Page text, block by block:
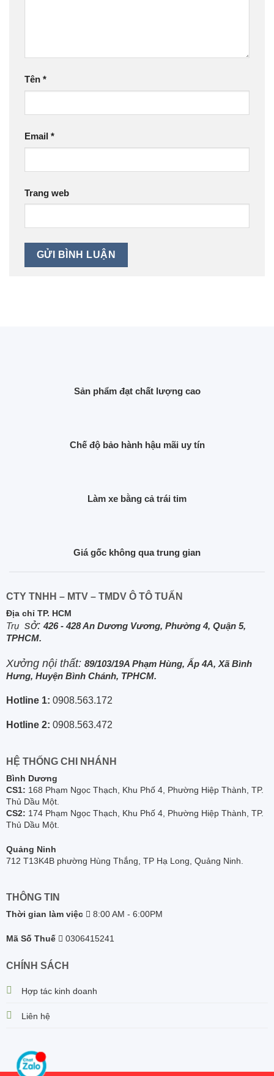
Tên *
Email *
Trang web
Sản phẩm đạt chất lượng cao
Chế độ bảo hành hậu mãi uy tín
Làm xe bằng cả trái tim
Giá gốc không qua trung gian
CTY TNHH – MTV – TMDV Ô TÔ TUẤN
Địa chỉ TP. HCM
Trụ sở: 426 - 428 An Dương Vương, Phường 4, Quận 5,
TPHCM.
Xưởng nội thất: 89/103/19A Phạm Hùng, Ấp 4A, Xã Bình
Hưng, Huyện Bình Chánh, TPHCM.
Hotline 1: 0908.563.172
Hotline 2: 0908.563.472
HỆ THỐNG CHI NHÁNH
Bình Dương
CS1: 168 Phạm Ngọc Thạch, Khu Phố 4, Phường Hiệp Thành, TP.
Thủ Dầu Một.
CS2: 174 Phạm Ngọc Thạch, Khu Phố 4, Phường Hiệp Thành, TP.
Thủ Dầu Một.
Quảng Ninh
712 T13K4B phường Hùng Thắng, TP Hạ Long, Quảng Ninh.
THÔNG TIN
Thời gian làm việc 8:00 AM - 6:00PM
Mã Số Thuế 0306415241
CHÍNH SÁCH
Hợp tác kinh doanh
Liên hệ